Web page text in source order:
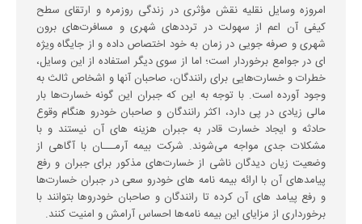
امروزه وسایل نقلیه نقش مؤثری در زندگی روزمره و ارتقای سطح
کیفی آن اعم از سهولت در ترددهای شهری و مسافرت‌های برون
شهری و صرفه جویی در زمان به خود اختصاص داده و از جایگاه ویژه
ای در جوامع برخوردار است؛ اما از سوی دیگر استفاده از این وسایل،
خطرات و خسارت‌هایی برای رانندگان، صاحبان آنها و اشخاص ثالث به
وجود آورده است. با توجه به این که جبران این گونه خسارت‌ها بار
مالی زیادی در پی دارد، اکثر رانندگان و صاحبان خودرو هنگام وقوع
حادثه و ایجاد خسارت قادر به جبران هزینه های آن نیستند و با
مشکلات جدی مواجه می‌شوند. شرکت بیمه آرمـــان با آگاهی از
وضعیت زیان دیدگان ناشی از خسارت‌های مذکور برای جبران و رفع
پیامدهای آن با ارائه بیمه نامه های خودرو سعی در جبران خسارت‌ها
و رفع پیامد های آن کرده تا رانندگان و صاحبان خودروها بتوانند با
برخورداری از مزایای این بیمه نامه‌ها احساس آرامش و امنیت کنند.